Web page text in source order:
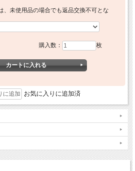
、未使用品の場合でも返品交換不可とな
購入数： 枚
お気に入りに追加済